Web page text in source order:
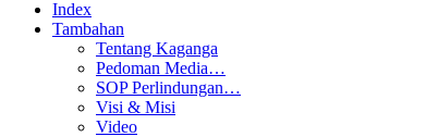
Index
Tambahan
Tentang Kaganga
Pedoman Media…
SOP Perlindungan…
Visi & Misi
Video